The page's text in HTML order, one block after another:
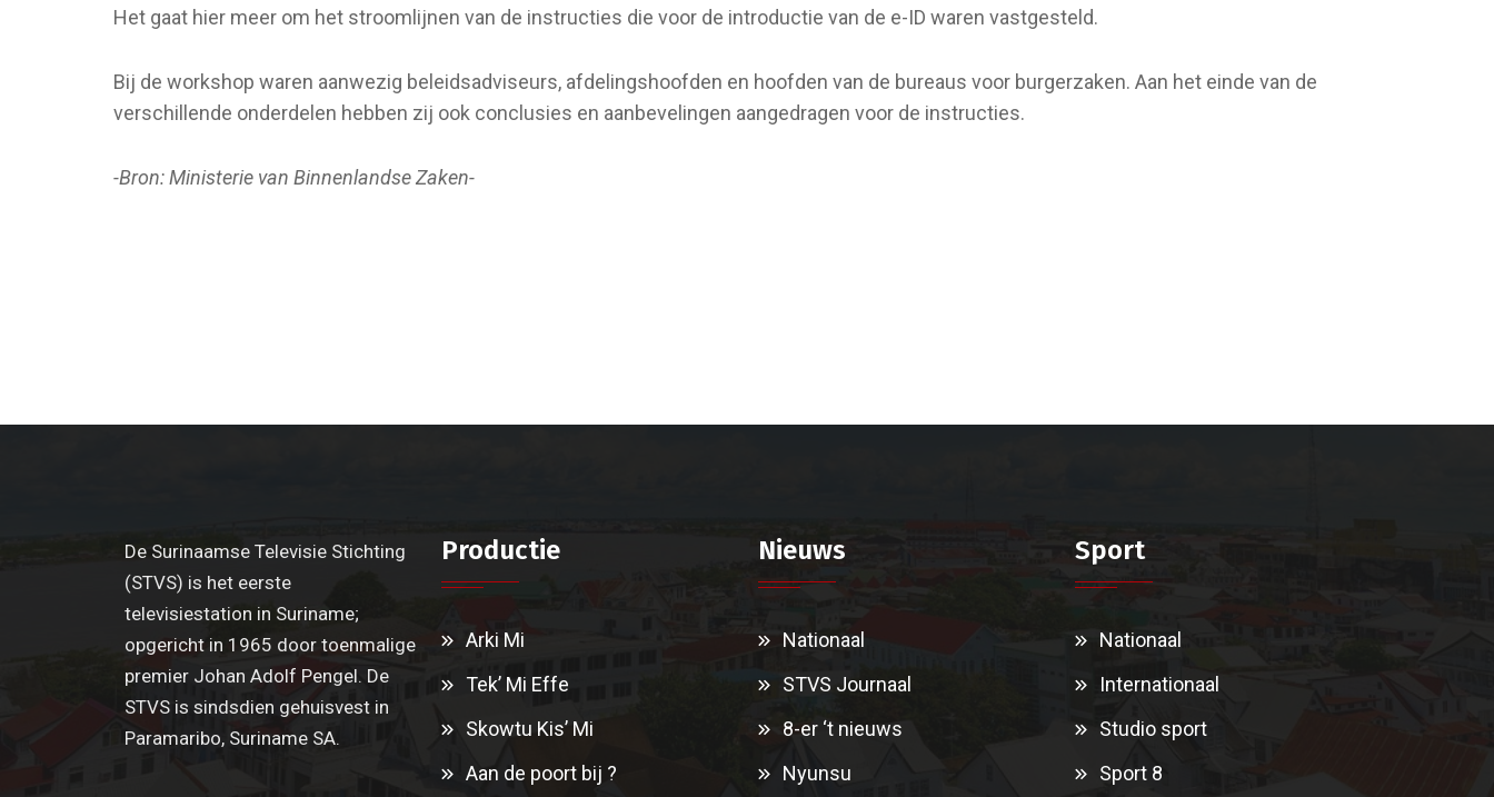
Het gaat hier meer om het stroomlijnen van de instructies die voor de introductie van de e-ID waren vastgesteld.
Bij de workshop waren aanwezig beleidsadviseurs, afdelingshoofden en hoofden van de bureaus voor burgerzaken. Aan het einde van de
verschillende onderdelen hebben zij ook conclusies en aanbevelingen aangedragen voor de instructies.
-Bron: Ministerie van Binnenlandse Zaken-
De Surinaamse Televisie Stichting
(STVS) is het eerste
televisiestation in Suriname;
opgericht in 1965 door toenmalige
premier Johan Adolf Pengel. De
STVS is sindsdien gehuisvest in
Paramaribo, Suriname SA.
Productie
Arki Mi
Tek’ Mi Effe
Skowtu Kis’ Mi
Aan de poort bij ?
Nieuws
Nationaal
STVS Journaal
8-er ‘t nieuws
Nyunsu
Sport
Nationaal
Internationaal
Studio sport
Sport 8